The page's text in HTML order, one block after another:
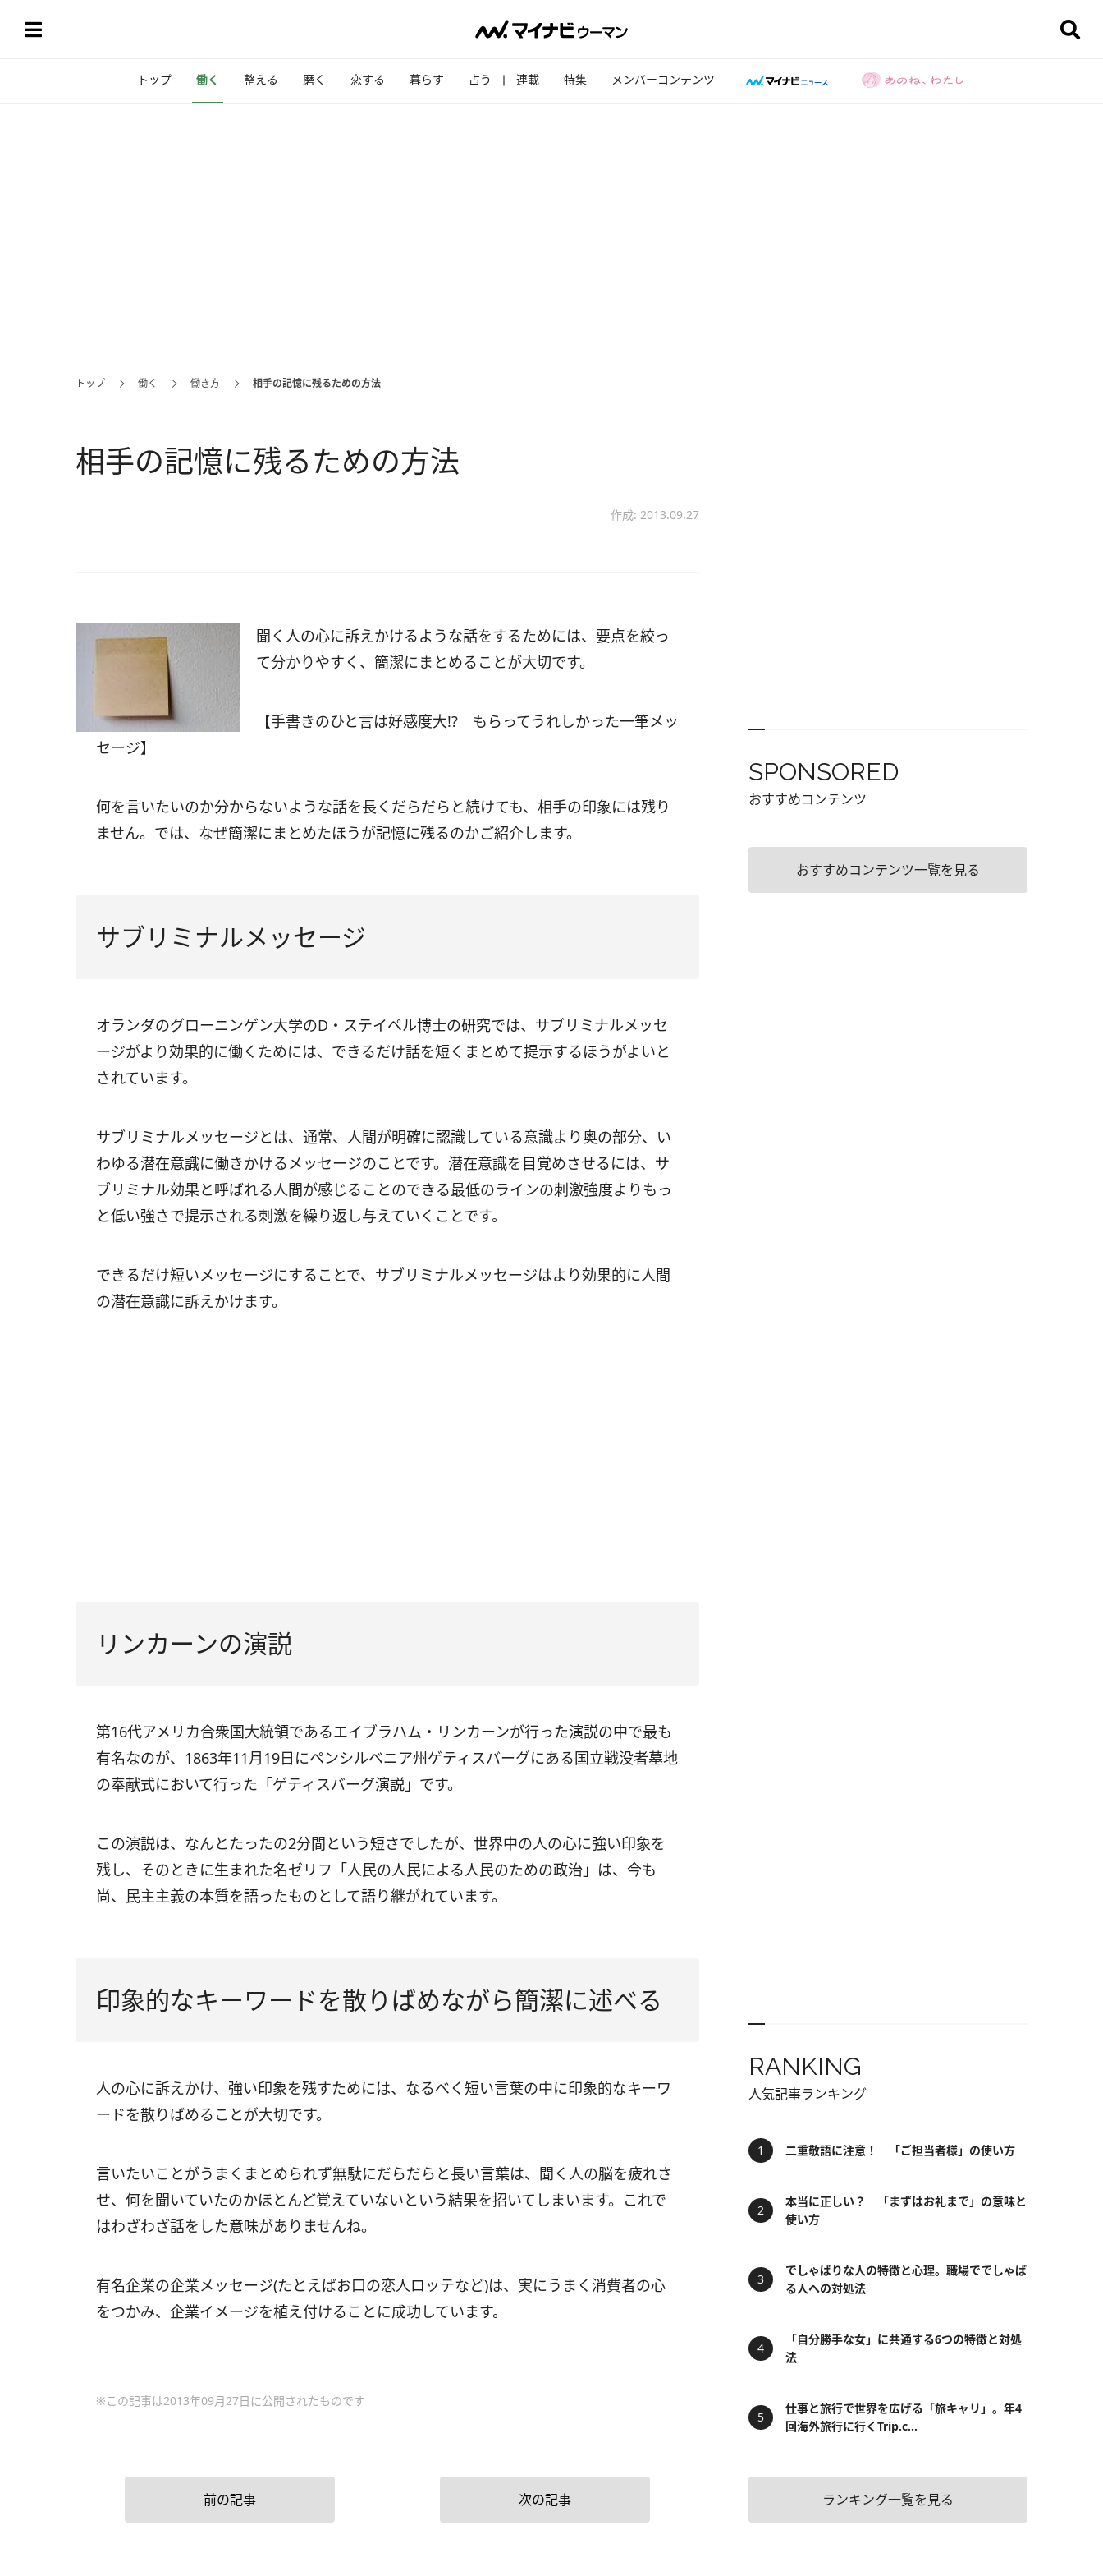
トップ 働く 整える 磨く 恋する 暮らす 占う 連載 特集 メンバーコンテンツ
トップ 働く 働き方 相手の記憶に残るための方法
相手の記憶に残るための方法
作成: 2013.09.27
聞く人の心に訴えかけるような話をするためには、要点を絞っ
て分かりやすく、簡潔にまとめることが大切です。
【手書きのひと言は好感度大!? もらってうれしかった一筆メッ
セージ】
何を言いたいのか分からないような話を長くだらだらと続けても、相手の印象には残り
ません。では、なぜ簡潔にまとめたほうが記憶に残るのかご紹介します。
サブリミナルメッセージ
オランダのグローニンゲン大学のD・ステイペル博士の研究では、サブリミナルメッセ
ージがより効果的に働くためには、できるだけ話を短くまとめて提示するほうがよいと
されています。
サブリミナルメッセージとは、通常、人間が明確に認識している意識より奥の部分、い
わゆる潜在意識に働きかけるメッセージのことです。潜在意識を目覚めさせるには、サ
ブリミナル効果と呼ばれる人間が感じることのできる最低のラインの刺激強度よりもっ
と低い強さで提示される刺激を繰り返し与えていくことです。
できるだけ短いメッセージにすることで、サブリミナルメッセージはより効果的に人間
の潜在意識に訴えかけます。
リンカーンの演説
第16代アメリカ合衆国大統領であるエイブラハム・リンカーンが行った演説の中で最も
有名なのが、1863年11月19日にペンシルベニア州ゲティスバーグにある国立戦没者墓地
の奉献式において行った「ゲティスバーグ演説」です。
この演説は、なんとたったの2分間という短さでしたが、世界中の人の心に強い印象を
残し、そのときに生まれた名ゼリフ「人民の人民による人民のための政治」は、今も
尚、民主主義の本質を語ったものとして語り継がれています。
印象的なキーワードを散りばめながら簡潔に述べる
人の心に訴えかけ、強い印象を残すためには、なるべく短い言葉の中に印象的なキーワ
ードを散りばめることが大切です。
言いたいことがうまくまとめられず無駄にだらだらと長い言葉は、聞く人の脳を疲れさ
せ、何を聞いていたのかほとんど覚えていないという結果を招いてしまいます。これで
はわざわざ話をした意味がありませんね。
有名企業の企業メッセージ(たとえばお口の恋人ロッテなど)は、実にうまく消費者の心
をつかみ、企業イメージを植え付けることに成功しています。
※この記事は2013年09月27日に公開されたものです
前の記事 次の記事
SPONSORED
おすすめコンテンツ
おすすめコンテンツ一覧を見る
RANKING
人気記事ランキング
二重敬語に注意！ 「ご担当者様」の使い方
本当に正しい？ 「まずはお礼まで」の意味と
使い方
でしゃばりな人の特徴と心理。職場ででしゃば
る人への対処法
「自分勝手な女」に共通する6つの特徴と対処
法
仕事と旅行で世界を広げる「旅キャリ」。年4
回海外旅行に行くTrip.c...
ランキング一覧を見る